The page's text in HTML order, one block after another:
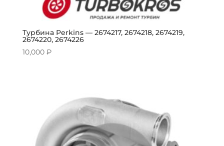
Турбина Perkins — 2674217, 2674218, 2674219,
2674220, 2674226
10,000 ₽